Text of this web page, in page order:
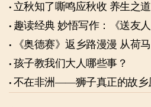
立秋知了嘶鸣
趣读经典 妙悟写作：《送友
《奥德赛》返乡路漫漫 从荷
孩子教我们大人哪些事？
不在非洲——狮子真正的故乡